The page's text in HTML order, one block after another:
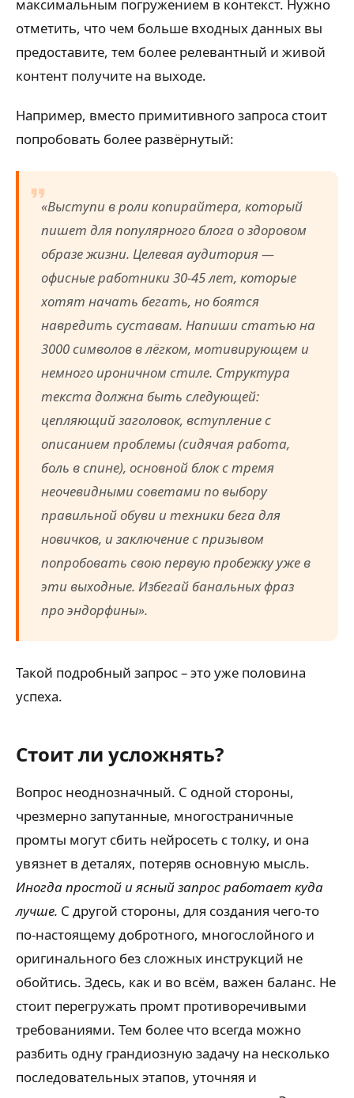
максимальным погружением в контекст. Нужно
отметить, что чем больше входных данных вы
предоставите, тем более релевантный и живой
контент получите на выходе.
Например, вместо примитивного запроса стоит
попробовать более развёрнутый:
«Выступи в роли копирайтера, который
пишет для популярного блога о здоровом
образе жизни. Целевая аудитория —
офисные работники 30-45 лет, которые
хотят начать бегать, но боятся
навредить суставам. Напиши статью на
3000 символов в лёгком, мотивирующем и
немного ироничном стиле. Структура
текста должна быть следующей:
цепляющий заголовок, вступление с
описанием проблемы (сидячая работа,
боль в спине), основной блок с тремя
неочевидными советами по выбору
правильной обуви и техники бега для
новичков, и заключение с призывом
попробовать свою первую пробежку уже в
эти выходные. Избегай банальных фраз
про эндорфины».
Такой подробный запрос – это уже половина
успеха.
Стоит ли усложнять?
Вопрос неоднозначный. С одной стороны,
чрезмерно запутанные, многостраничные
промты могут сбить нейросеть с толку, и она
увязнет в деталях, потеряв основную мысль.
Иногда простой и ясный запрос работает куда
лучше. С другой стороны, для создания чего-то
по-настоящему добротного, многослойного и
оригинального без сложных инструкций не
обойтись. Здесь, как и во всём, важен баланс. Не
стоит перегружать промт противоречивыми
требованиями. Тем более что всегда можно
разбить одну грандиозную задачу на несколько
последовательных этапов, уточняя и